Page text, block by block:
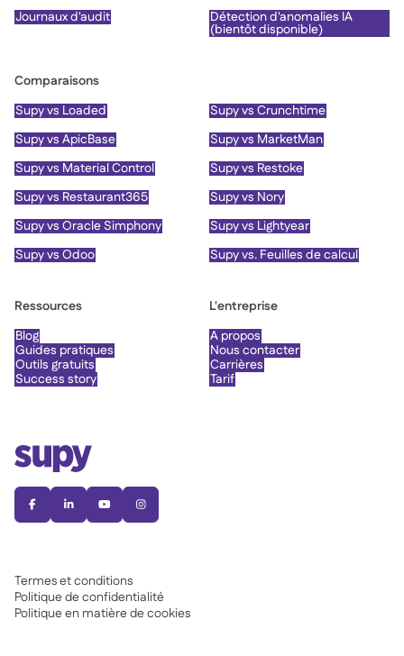
   
Termes et conditions
Politique de confidentialité
Politique en matière de cookies
Journaux d'audit
Détection d'anomalies IA
(bientôt disponible)
Comparaisons
Supy vs Loaded
Supy vs Crunchtime
Supy vs ApicBase
Supy vs MarketMan
Supy vs Material Control
Supy vs Restoke
Supy vs Restaurant365
Supy vs Nory
Supy vs Oracle Simphony
Supy vs Lightyear
Supy vs Odoo
Supy vs. Feuilles de calcul
Ressources
Blog
Guides pratiques
Outils gratuits
Success story
L'entreprise
À propos
Nous contacter
Carrières
Tarif